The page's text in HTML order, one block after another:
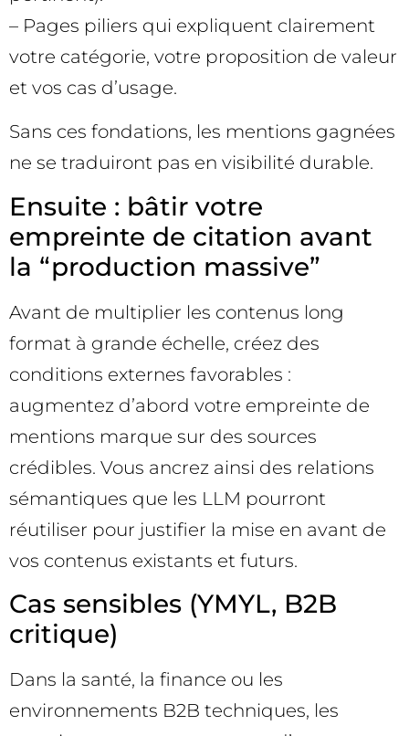
– Pages piliers qui expliquent clairement
votre catégorie, votre proposition de valeur
et vos cas d’usage.
Sans ces fondations, les mentions gagnées
ne se traduiront pas en visibilité durable.
Ensuite : bâtir votre
empreinte de citation avant
la “production massive”
Avant de multiplier les contenus long
format à grande échelle, créez des
conditions externes favorables :
augmentez d’abord votre empreinte de
mentions marque sur des sources
crédibles. Vous ancrez ainsi des relations
sémantiques que les LLM pourront
réutiliser pour justifier la mise en avant de
vos contenus existants et futurs.
Cas sensibles (YMYL, B2B
critique)
Dans la santé, la finance ou les
environnements B2B techniques, les